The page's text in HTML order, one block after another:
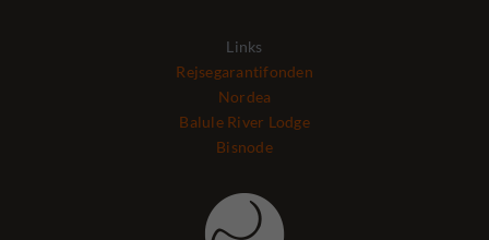
Links
Rejsegarantifonden
Nordea
Balule River Lodge
Bisnode